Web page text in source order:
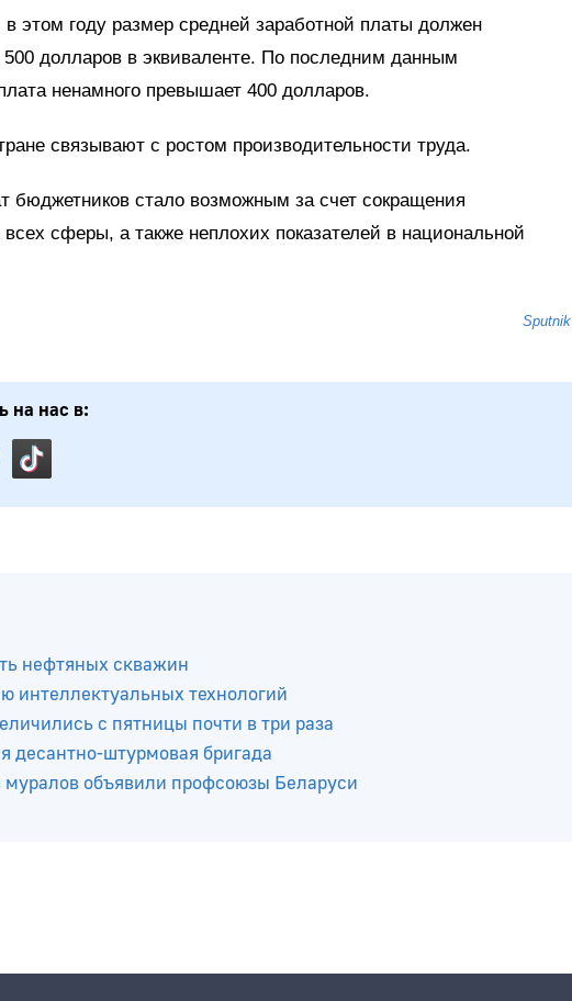
этом году размер средней заработной платы должен
500 долларов в эквиваленте. По последним данным
ненамного превышает 400 долларов.
связывают с ростом производительности труда.
бюджетников стало возможным за счет сокращения
сферы, а также неплохих показателей в национальной
Sputnik
нефтяных скважин
интеллектуальных технологий